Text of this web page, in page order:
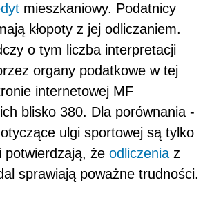
mieszkaniowy. Podatnicy
kłopoty z jej odliczaniem.
o tym liczba interpretacji
organy podatkowe w tej
internetowej MF
blisko 380. Dla porównania -
ulgi sportowej są tylko
potwierdzają, że odliczenia z
sprawiają poważne trudności.